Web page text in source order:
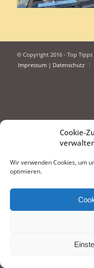
Cookie-
Wir verwenden Cookies, um
optimieren.
© Copyright 2016 - Top
Impressum | Datenschutz